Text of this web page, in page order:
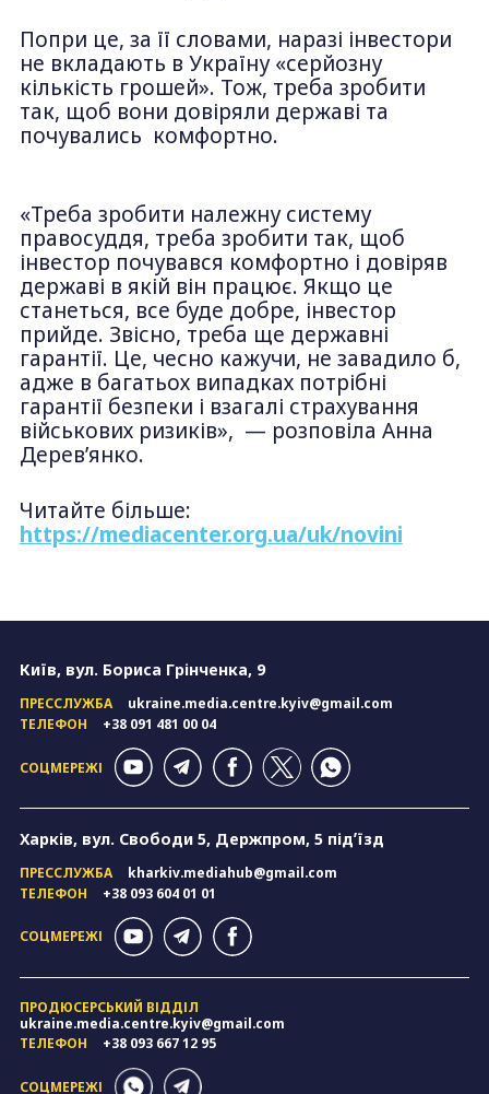
Попри це, за її словами, наразі інвестори
не вкладають в Україну «серйозну
кількість грошей». Тож, треба зробити
так, щоб вони довіряли державі та
почувались комфортно.
«Треба зробити належну систему
правосуддя, треба зробити так, щоб
інвестор почувався комфортно і довіряв
державі в якій він працює. Якщо це
станеться, все буде добре, інвестор
прийде. Звісно, треба ще державні
гарантії. Це, чесно кажучи, не завадило б,
адже в багатьох випадках потрібні
гарантії безпеки і взагалі страхування
військових ризиків», — розповіла Анна
Дерев’янко.
Читайте більше:
https://mediacenter.org.ua/uk/novini
Київ, вул. Бориса Грінченка, 9
ПРЕССЛУЖБА
ukraine.media.centre.kyiv@gmail.com
ТЕЛЕФОН
+38 091 481 00 04
СОЦМЕРЕЖІ
Харків, вул. Свободи 5, Держпром, 5 підʼїзд
ПРЕССЛУЖБА
kharkiv.mediahub@gmail.com
ТЕЛЕФОН
+38 093 604 01 01
СОЦМЕРЕЖІ
ПРОДЮСЕРСЬКИЙ ВІДДІЛ
ukraine.media.centre.kyiv@gmail.com
ТЕЛЕФОН
+38 093 667 12 95
СОЦМЕРЕЖІ